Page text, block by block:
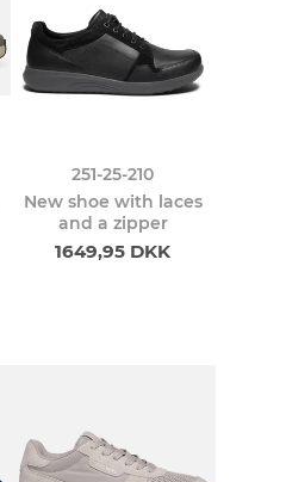
251-25-210
New shoe with laces
and a zipper
1649,95 DKK